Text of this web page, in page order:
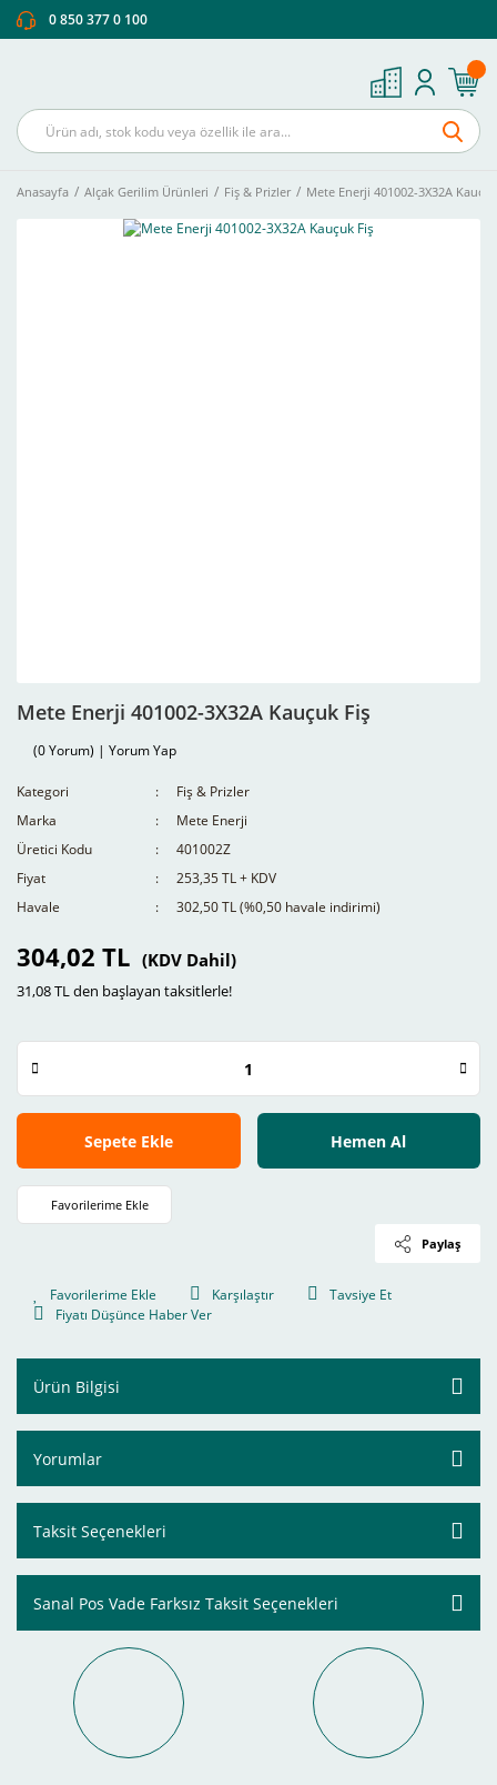
0 850 377 0 100
Anasayfa Alçak Gerilim Ürünleri Fiş & Prizler Mete Enerji 401002-3X32A
Mete Enerji 401002-3X32A Kauçuk Fiş
(0 Yorum) | Yorum Yap
Kategori
Fiş & Prizler
Marka
Mete Enerji
Üretici Kodu
401002Z
Fiyat
253,35 TL + KDV
Havale
302,50 TL (%0,50 havale indirimi)
304,02 TL (KDV Dahil)
31,08 TL den başlayan taksitlerle!
Sepete Ekle Hemen Al
Paylaş
Karşılaştır
Tavsiye Et
Fiyatı Düşünce Haber Ver
Ürün Bilgisi
Yorumlar
Taksit Seçenekleri
Sanal Pos Vade Farksız Taksit Seçenekleri